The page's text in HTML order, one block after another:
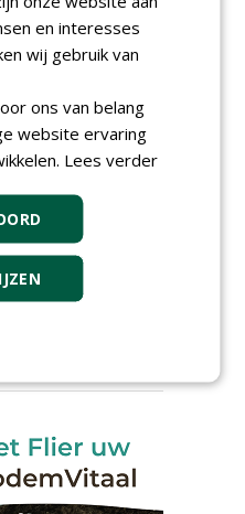
Van Helvoirt
groot
binnen de
aan
Maastricht gunt
aan Jonkers
Group en
1879;
Held
en interesses
wij gebruik van
ons van belang
website ervaring
Lees verder